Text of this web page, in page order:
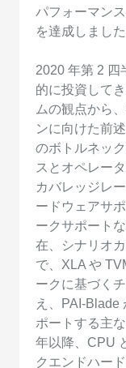
パフォーマン
を達成しました
2020 年第 2 四
的に投資して
ムの観点から
ンに向けた前
のボトルネッ
スとオペレー
カバレッジレ
ードウェアサ
ークサポート
在、シナリオ
で、XLA や
ークに基づく
え、PAI-Blade
ポートする主
年以降、CPU
クエンドハー